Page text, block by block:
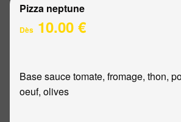
Pizza neptune
Dès 10.00 €
Base sauce tomate, fromage, thon,
oeuf, olives